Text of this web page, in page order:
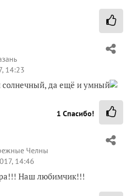
14:23
солнечный, да ещё и умный
1 Спасибо!
Челны
14:46
Наш любимчик!!!